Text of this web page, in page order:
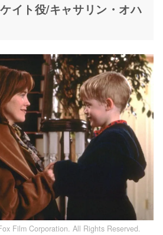
イト役/キャサリン・オハ
Film Corporation. All Rights Reserved.